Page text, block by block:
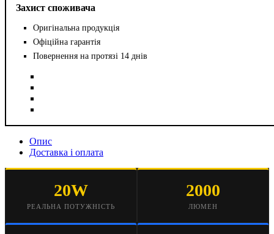
Захист споживача
Оригінальна продукція
Офіційна гарантія
Повернення на протязі 14 днів
Опис
Доставка і оплата
20W
РЕАЛЬНА ПОТУЖНІСТЬ
2000
ЛЮМЕН